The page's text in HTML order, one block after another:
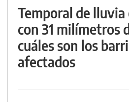
Temporal de lluvia
con 31 milímetros
cuáles son los
afectados